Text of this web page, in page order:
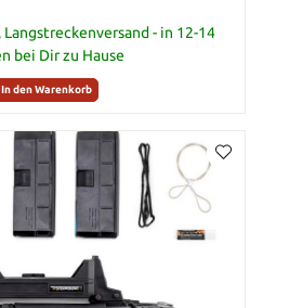
- in 12-14
bei Dir zu Hause
In den Warenkorb